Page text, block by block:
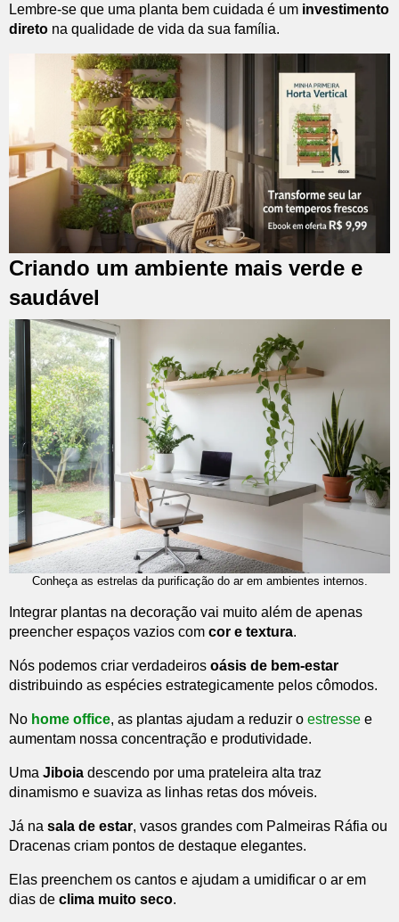
Lembre-se que uma planta bem cuidada é um investimento
direto na qualidade de vida da sua família.
Criando um ambiente mais verde e
saudável
Conheça as estrelas da purificação do ar em ambientes internos.
Integrar plantas na decoração vai muito além de apenas
preencher espaços vazios com cor e textura.
Nós podemos criar verdadeiros oásis de bem-estar
distribuindo as espécies estrategicamente pelos cômodos.
No home office, as plantas ajudam a reduzir o estresse e
aumentam nossa concentração e produtividade.
Uma Jiboia descendo por uma prateleira alta traz
dinamismo e suaviza as linhas retas dos móveis.
Já na sala de estar, vasos grandes com Palmeiras Ráfia ou
Dracenas criam pontos de destaque elegantes.
Elas preenchem os cantos e ajudam a umidificar o ar em
dias de clima muito seco.